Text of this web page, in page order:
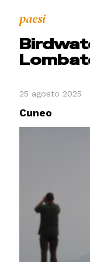
paesi
25 agosto 2025
Cuneo